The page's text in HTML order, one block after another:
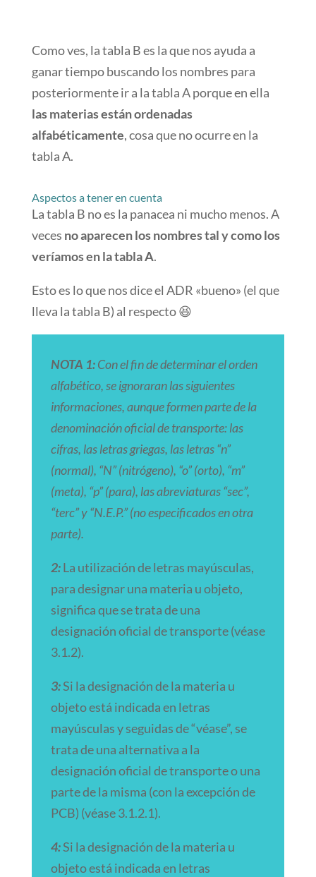
Como ves, la tabla B es la que nos ayuda a
ganar tiempo buscando los nombres para
posteriormente ir a la tabla A porque en ella
las materias están ordenadas
alfabéticamente, cosa que no ocurre en la
tabla A.
Aspectos a tener en cuenta
La tabla B no es la panacea ni mucho menos. A
veces no aparecen los nombres tal y como los
veríamos en la tabla A.
Esto es lo que nos dice el ADR «bueno» (el que
lleva la tabla B) al respecto 😆
NOTA 1:Con el fin de determinar el orden
alfabético, se ignoraran las siguientes
informaciones, aunque formen parte de la
denominación oficial de transporte:las
cifras, las letras griegas, las letras “n”
(normal), “N” (nitrógeno), “o” (orto), “m”
(meta), “p” (para), las abreviaturas “sec”,
“terc” y “N.E.P.” (no especificados en otra
parte).
2:La utilización de letras mayúsculas,
para designar una materia u objeto,
significa que se trata de una
designación oficial de transporte (véase
3.1.2).
3:Si la designación de la materia u
objeto está indicada en letras
mayúsculas y seguidas de “véase”, se
trata de una alternativa a la
designación oficial de transporte o una
parte de la misma (con la excepción de
PCB) (véase 3.1.2.1).
4:Si la designación de la materia u
objeto está indicada en letras